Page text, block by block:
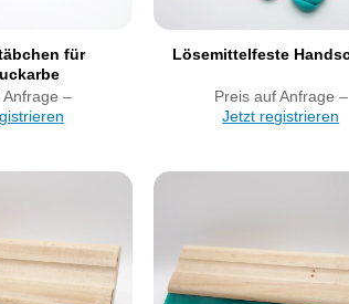
für
Anfrage –
Lösemittelfeste
Preis auf Anfrage –
Jetzt registrieren
merken